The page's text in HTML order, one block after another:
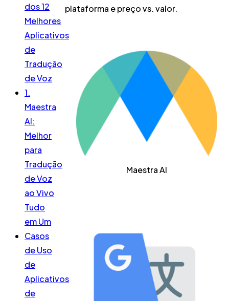
dos 12
Melhores
Aplicativos
de
Tradução
de Voz
1.
Maestra
AI:
Melhor
para
Tradução
de Voz
ao Vivo
Tudo
em Um
Casos
de Uso
de
Aplicativos
de
plataforma e preço vs. valor.
Maestra AI